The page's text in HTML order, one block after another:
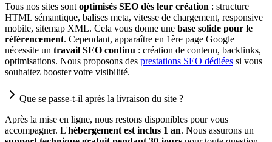
Tous nos sites sont optimisés SEO dès leur création : structure
HTML sémantique, balises meta, vitesse de chargement, responsive
mobile, sitemap XML. Cela vous donne une base solide pour le
référencement. Cependant, apparaître en 1ère page Google
nécessite un travail SEO continu : création de contenu, backlinks,
optimisations. Nous proposons des prestations SEO dédiées si vous
souhaitez booster votre visibilité.
Que se passe-t-il après la livraison du site ?
Après la mise en ligne, nous restons disponibles pour vous
accompagner. L'hébergement est inclus 1 an. Nous assurons un